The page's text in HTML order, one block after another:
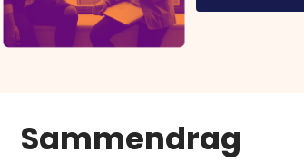
Sammendrag